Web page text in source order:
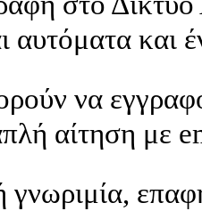
αυτόματα
να
αίτηση με